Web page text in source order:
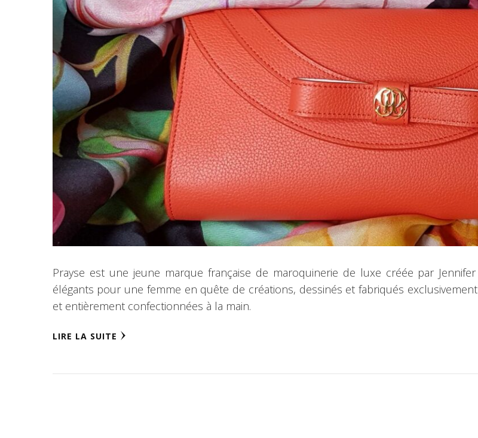
Prayse est une jeune marque française de maroquinerie de luxe créée par
élégants pour une femme en quête de créations, dessinés et fabriqués
et entièrement confectionnées à la main.
LIRE LA SUITE